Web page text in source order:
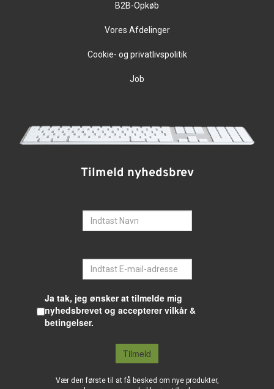
B2B-Opkøb
Vores Afdelinger
Cookie- og privatlivspolitik
Job
Tilmeld nyhedsbrev
Ja tak, jeg ønsker at tilmelde mig
nyhedsbrevet og accepterer vilkår &
betingelser.
Tilmeld
Vær den første til at få besked om nye produkter,